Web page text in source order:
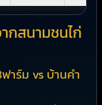
กสนามชนไก่
าร์ม vs บ้านคำ